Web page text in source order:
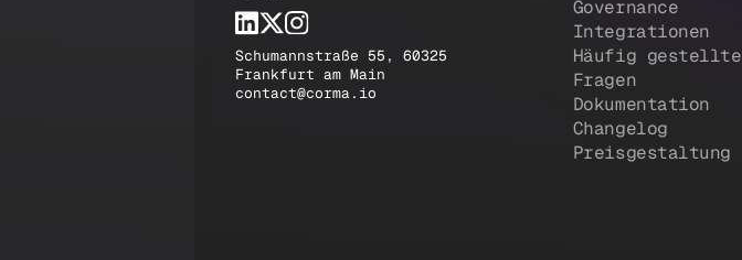
Schumannstraße 55, 60325
Frankfurt am Main
contact@corma.io
Governance
Integrationen
Häufig gestellte
Fragen
Dokumentation
Changelog
Preisgestaltung